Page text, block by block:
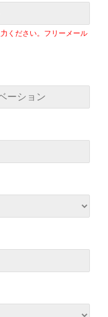
ください。フリーメール